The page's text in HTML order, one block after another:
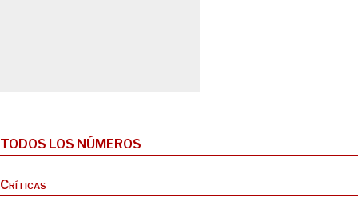
TODOS LOS NÚMEROS
Críticas